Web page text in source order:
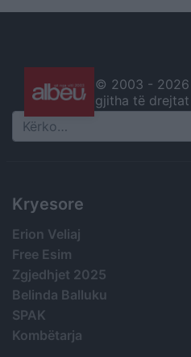
© 2003 -
gjitha të
Search
Kryesore
Erion Veliaj
Free Esim
Zgjedhjet 2025
Belinda Balluku
SPAK
Kombëtarja